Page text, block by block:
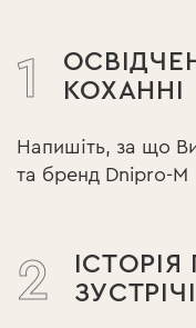
1
КОХАННІ
Напишіть, за що
та бренд Dnipro-M
2
ЗУСТРІЧІ